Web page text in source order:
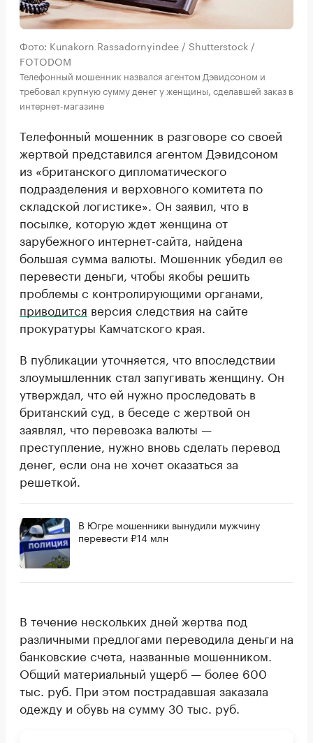
Фото: Kunakorn Rassadornyindee / Shutterstock /
FOTODOM
Телефонный мошенник назвался агентом Дэвидсоном и
требовал крупную сумму денег у женщины, сделавшей заказ в
интернет-магазине
Телефонный мошенник в разговоре со своей
жертвой представился агентом Дэвидсоном
из «британского дипломатического
подразделения и верховного комитета по
складской логистике». Он заявил, что в
посылке, которую ждет женщина от
зарубежного интернет-сайта, найдена
большая сумма валюты. Мошенник убедил ее
перевести деньги, чтобы якобы решить
проблемы с контролирующими органами,
приводится версия следствия на сайте
прокуратуры Камчатского края.
В публикации уточняется, что впоследствии
злоумышленник стал запугивать женщину. Он
утверждал, что ей нужно проследовать в
британский суд, в беседе с жертвой он
заявлял, что перевозка валюты —
преступление, нужно вновь сделать перевод
денег, если она не хочет оказаться за
решеткой.
В Югре мошенники вынудили мужчину
перевести ₽14 млн
В течение нескольких дней жертва под
различными предлогами переводила деньги на
банковские счета, названные мошенником.
Общий материальный ущерб — более 600
тыс. руб. При этом пострадавшая заказала
одежду и обувь на сумму 30 тыс. руб.